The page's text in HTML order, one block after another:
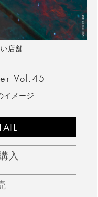
店舗
Vol.45
イメージ
入